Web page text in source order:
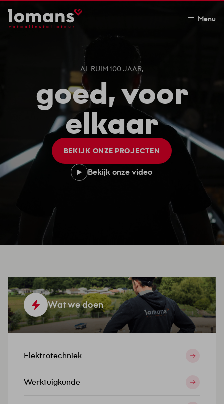
Menu
AL RUIM 100 JAAR;
goed, voor
elkaar
BEKIJK ONZE PROJECTEN
Bekijk onze video
Wat we doen
Elektrotechniek
Werktuigkunde